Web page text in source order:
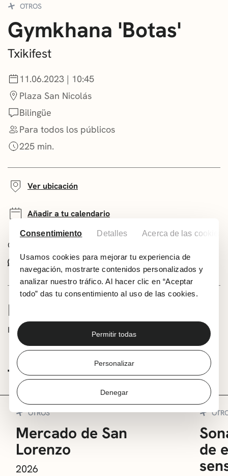
Consentimiento Detalles Acerca de las cookies
Usamos cookies para mejorar tu experiencia de
navegación, mostrarte contenidos personalizados y
analizar nuestro tráfico. Al hacer clic en “Aceptar
todo” das tu consentimiento al uso de las cookies.
Permitir todas
Personalizar
Denegar
NOTICIAS
GETXO KULTURA
ASOCIACIONES CULTURALES
OTROS
Gymkhana 'Botas'
Txikifest
11.06.2023 | 10:45
Plaza San Nicolás
Bilingüe
Para todos los públicos
225 min.
Ver ubicación
Añadir a tu calendario
Comparte este evento:
Whatsapp
Facebook X
INFORMACIÓN
Inscripción previa gratuita.
TE PUEDE INTERESAR
OTROS
Mercado de San
Lorenzo
2026
de